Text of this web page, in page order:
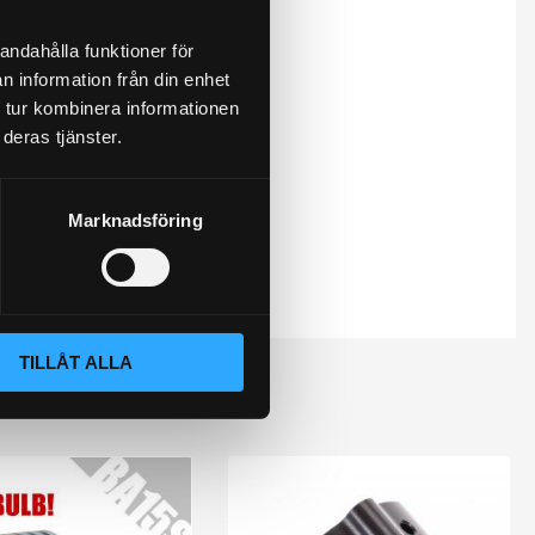
funktioner för
information från din enhet
kombinera informationen
tjänster.
Marknadsföring
TILLÅT ALLA